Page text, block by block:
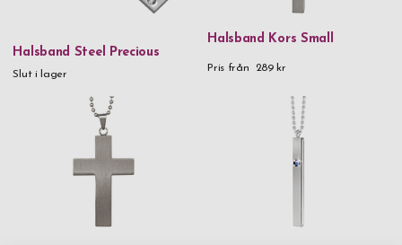
Halsband Steel Precious
Slut i lager
Halsband Kors Small
Pris från 289 kr